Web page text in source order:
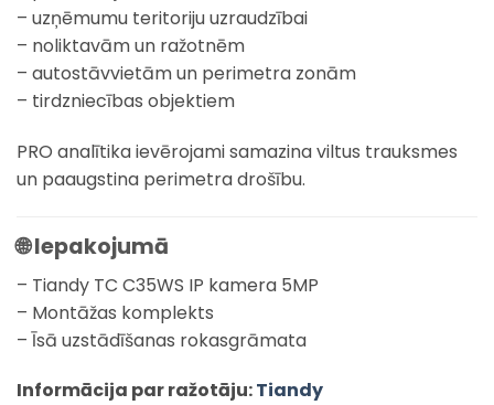
– uzņēmumu teritoriju uzraudzībai
– noliktavām un ražotnēm
– autostāvvietām un perimetra zonām
– tirdzniecības objektiem
PRO analītika ievērojami samazina viltus trauksmes
un paaugstina perimetra drošību.
🌐 Iepakojumā
– Tiandy TC C35WS IP kamera 5MP
– Montāžas komplekts
– Īsā uzstādīšanas rokasgrāmata
Informācija par ražotāju:Tiandy